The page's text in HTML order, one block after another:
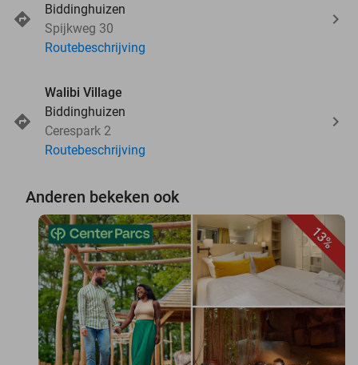
Biddinghuizen
Spijkweg 30
Routebeschrijving
Walibi Village
Biddinghuizen
Cerespark 2
Routebeschrijving
Anderen bekeken ook
13%